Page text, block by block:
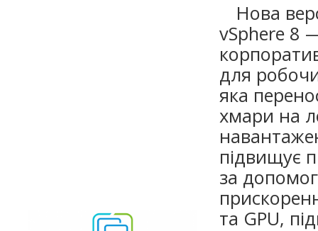
Нова
vSphere 8
для
яка
хмари на
підвищує
за
та GPU,